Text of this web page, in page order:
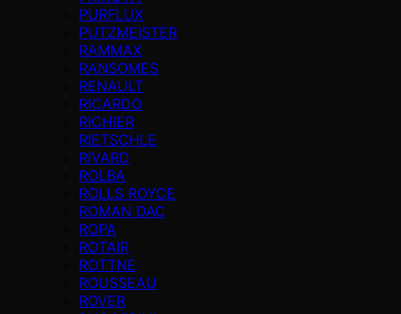
PURFLUX
PUTZMEISTER
RAMMAX
RANSOMES
RENAULT
RICARDO
RICHIER
RIETSCHLE
RIVARD
ROLBA
ROLLS ROYCE
ROMAN DAC
ROPA
ROTAIR
ROTTNE
ROUSSEAU
ROVER